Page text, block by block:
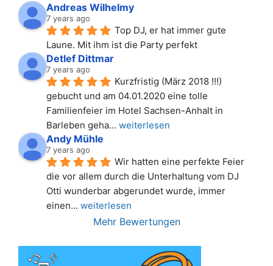
Andreas Wilhelmy
7 years ago
Top DJ, er hat immer gute
Laune. Mit ihm ist die Party perfekt
Detlef Dittmar
7 years ago
Kurzfristig (März 2018 !!!)
gebucht und am 04.01.2020 eine tolle
Familienfeier im Hotel Sachsen-Anhalt in
Barleben geha... weiterlesen
Andy Mühle
7 years ago
Wir hatten eine perfekte Feier
die vor allem durch die Unterhaltung vom DJ
Otti wunderbar abgerundet wurde, immer
einen... weiterlesen
Mehr Bewertungen